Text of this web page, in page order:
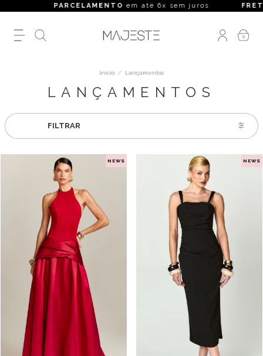
PARCELAMENTOem até 6x sem juros FRETE
0
Início / Lançamentos
LANÇAMENTOS
FILTRAR
NEWS NEWS